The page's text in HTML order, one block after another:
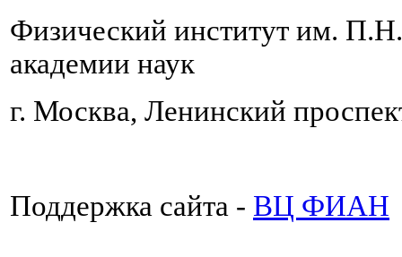
Физический институт им.
академии наук
г. Москва, Ленинский
Поддержка сайта - ВЦ ФИАН